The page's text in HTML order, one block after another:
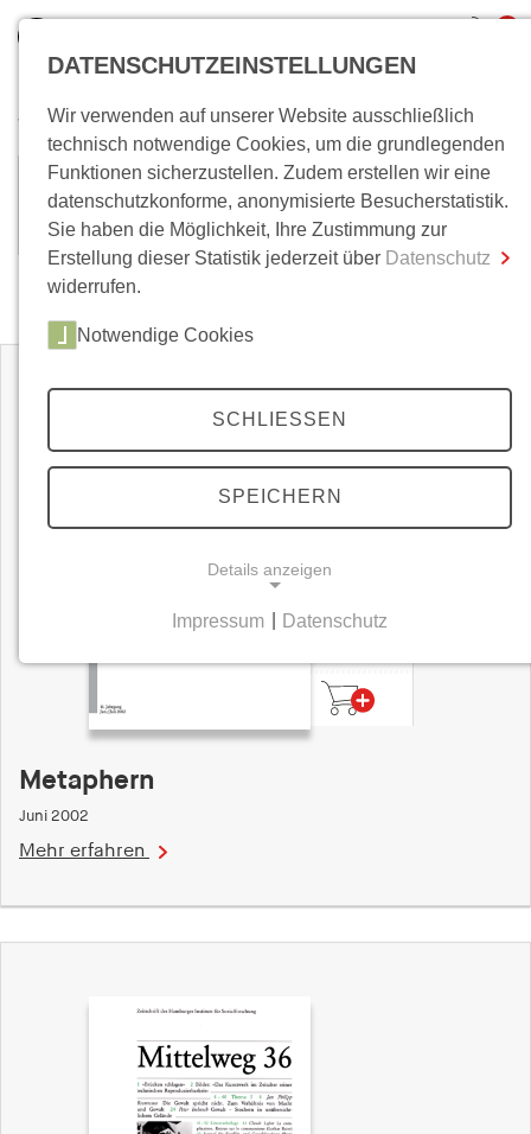
inkl. MwSt.
0,00 €
Zum Warenkorb Zur Kasse
Wo bin ich?
Lothar Baier
Zeitschriften
9,50
Metaphern
Juni 2002
Mehr erfahren
DATENSCHUTZEINSTELLUNGEN
Wir verwenden auf unserer Website ausschließlich
technisch notwendige Cookies, um die grundlegenden
Funktionen sicherzustellen. Zudem erstellen wir eine
datenschutzkonforme, anonymisierte Besucherstatistik.
Sie haben die Möglichkeit, Ihre Zustimmung zur
Erstellung dieser Statistik jederzeit über Datenschutz
widerrufen.
Notwendige Cookies
SCHLIESSEN
SPEICHERN
Details anzeigen
nutzbar zu machen, indem sie Grundfunktionen
wie Seitennavigation und Zugriff auf sichere
kann ohne diese Cookies nicht richtig
funktionieren.
cookie_consent
hamburger-edition.de
Zweck:
Speichert den Zustimmungsstatus des Benutzers
für Cookies auf der aktuellen Domäne.
Impressum Datenschutz